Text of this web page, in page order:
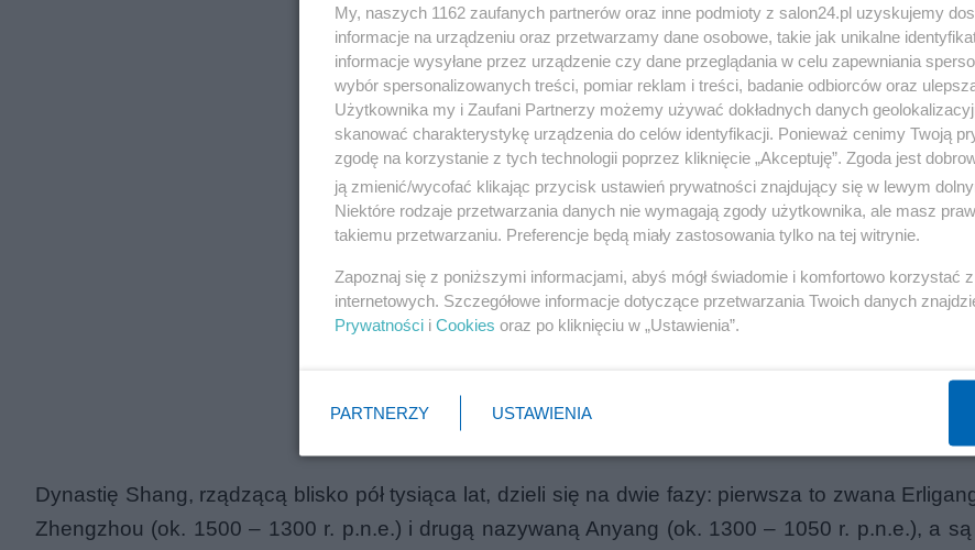
Dynastię Shang, rządzącą blisko pół tysiąca lat, dzieli się na dwie fazy: pierwsza to zwana
Zhengzhou (ok. 1500 – 1300 r. p.n.e.) i drugą nazywaną Anyang (ok. 1300 – 1050 r. p.n.e.), a
My, naszych 1162 zaufanych partnerów oraz inne podmioty z salon24.pl uzyskujemy
informacje na urządzeniu oraz przetwarzamy dane osobowe, takie jak unikalne
informacje wysyłane przez urządzenie czy dane przeglądania w celu zapewniania
wybór spersonalizowanych treści, pomiar reklam i treści, badanie odbiorców oraz
Użytkownika my i Zaufani Partnerzy możemy używać dokładnych danych
skanować charakterystykę urządzenia do celów identyfikacji. Ponieważ cenimy Twoją
zgodę na korzystanie z tych technologii poprzez kliknięcie „Akceptuję”. Zgoda jest
ją zmienić/wycofać klikając przycisk ustawień prywatności znajdujący się w lewym
Niektóre rodzaje przetwarzania danych nie wymagają zgody użytkownika, ale masz
takiemu przetwarzaniu. Preferencje będą miały zastosowania tylko na tej witrynie.
Zapoznaj się z poniższymi informacjami, abyś mógł świadomie i komfortowo korzystać
internetowych. Szczegółowe informacje dotyczące przetwarzania Twoich danych
Prywatności i Cookies oraz po kliknięciu w „Ustawienia”.
PARTNERZY USTAWIENIA